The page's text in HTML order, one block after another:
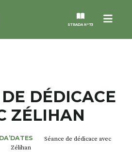
Menu
STRADA N°73
DÉDICACE
ZÉLIHAN
Séance de dédicace avec
Zélihan